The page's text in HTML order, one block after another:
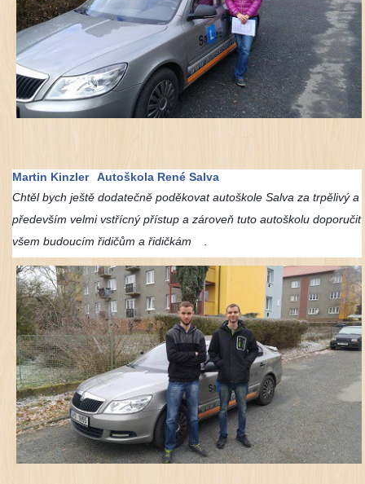
Martin Kinzler
Autoškola René Salva
Chtěl bych ještě dodatečně poděkovat autoškole Salva za trpělivý a
především velmi vstřícný přístup a zároveň tuto autoškolu doporučit
všem budoucím řidičům a řidičkám